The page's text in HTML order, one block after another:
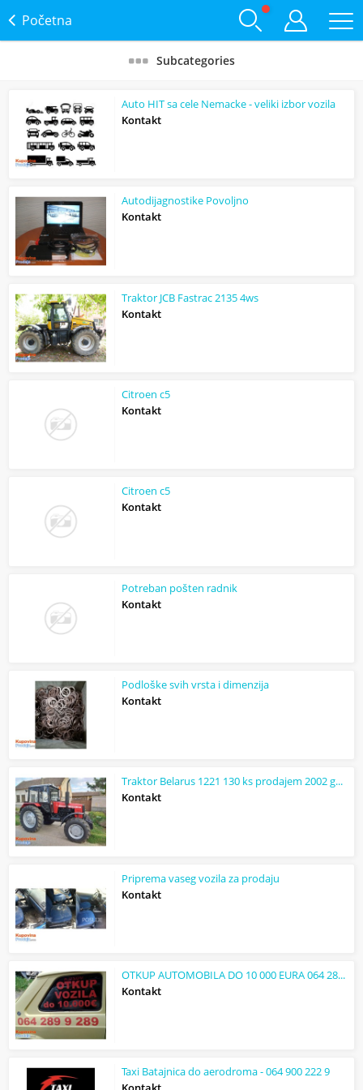
Početna
Subcategories
Auto HIT sa cele Nemacke - veliki izbor vozila
Kontakt
Autodijagnostike Povoljno
Kontakt
Traktor JCB Fastrac 2135 4ws
Kontakt
Citroen c5
Kontakt
Citroen c5
Kontakt
Potreban pošten radnik
Kontakt
Podloške svih vrsta i dimenzija
Kontakt
Traktor Belarus 1221 130 ks prodajem 2002 god.
Kontakt
Priprema vaseg vozila za prodaju
Kontakt
OTKUP AUTOMOBILA DO 10 000 EURA 064 289 9 289
Kontakt
Taxi Batajnica do aerodroma - 064 900 222 9